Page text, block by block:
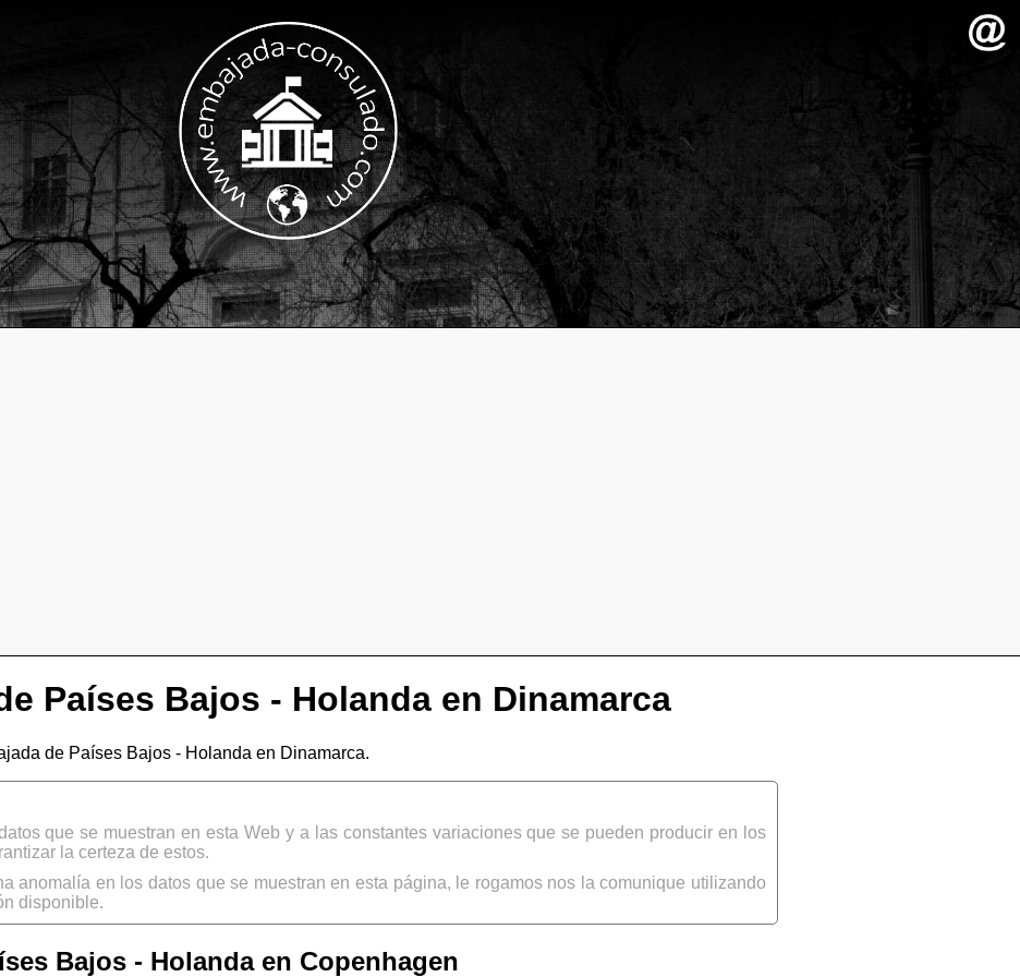
Países Bajos - Holanda en Dinamarca
de Países Bajos - Holanda en Dinamarca.
que se muestran en esta Web y a las constantes variaciones que se pueden producir en los
la certeza de estos.
anomalía en los datos que se muestran en esta página, le rogamos nos la comunique utilizando
disponible.
Bajos - Holanda en Copenhagen